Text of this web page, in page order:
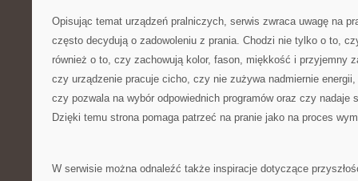
Opisując temat urządzeń pralniczych, serwis zwraca uwagę na
często decydują o zadowoleniu z prania. Chodzi nie tylko o to,
również o to, czy zachowują kolor, fason, miękkość i przyjemny
czy urządzenie pracuje cicho, czy nie zużywa nadmiernie energii,
czy pozwala na wybór odpowiednich programów oraz czy nadaje
Dzięki temu strona pomaga patrzeć na pranie jako na proces
W serwisie można odnaleźć także inspiracje dotyczące